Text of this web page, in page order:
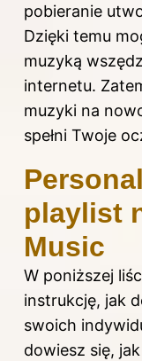
pobieranie
Dzięki temu
muzyką
internetu.
muzyki na
spełni Twoje
playlist
Music
W poniższej
instrukcję, jak
swoich
dowiesz się,